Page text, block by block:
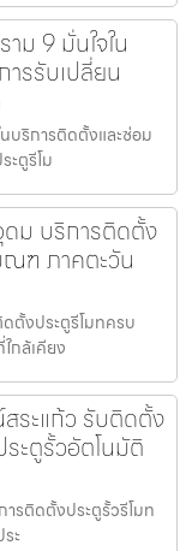
ม 9 มั่นใจใน
รรับเปลี่ยน
บริการติดตั้งและซ่อม
ะตูรีโม
ดม บริการติดตั้ง
ณฑ ภาคตะวัน
ตั้งประตูรีโมทครบ
กล้เคียง
ระแก้ว รับติดตั้ง
ะตูรั้วอัตโนมัติ
รติดตั้งประตูรั้วรีโมท
ะ